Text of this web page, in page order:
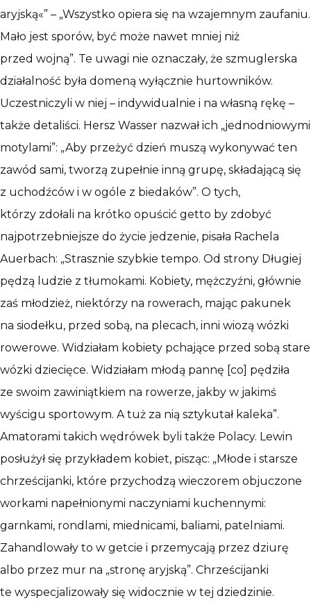
aryjską«” – „Wszystko opiera się na wzajemnym zaufaniu.
Mało jest sporów, być może nawet mniej niż
przed wojną”. Te uwagi nie oznaczały, że szmuglerska
działalność była domeną wyłącznie hurtowników.
Uczestniczyli w niej – indywidualnie i na własną rękę –
także detaliści. Hersz Wasser nazwał ich „jednodniowymi
motylami”: „Aby przeżyć dzień muszą wykonywać ten
zawód sami, tworzą zupełnie inną grupę, składającą się
z uchodźców i w ogóle z biedaków”. O tych,
którzy zdołali na krótko opuścić getto by zdobyć
najpotrzebniejsze do życie jedzenie, pisała Rachela
Auerbach: „Strasznie szybkie tempo. Od strony Długiej
pędzą ludzie z tłumokami. Kobiety, mężczyźni, głównie
zaś młodzież, niektórzy na rowerach, mając pakunek
na siodełku, przed sobą, na plecach, inni wiozą wózki
rowerowe. Widziałam kobiety pchające przed sobą stare
wózki dziecięce. Widziałam młodą pannę [co] pędziła
ze swoim zawiniątkiem na rowerze, jakby w jakimś
wyścigu sportowym. A tuż za nią sztykutał kaleka”.
Amatorami takich wędrówek byli także Polacy. Lewin
posłużył się przykładem kobiet, pisząc: „Młode i starsze
chrześcijanki, które przychodzą wieczorem objuczone
workami napełnionymi naczyniami kuchennymi:
garnkami, rondlami, miednicami, baliami, patelniami.
Zahandlowały to w getcie i przemycają przez dziurę
albo przez mur na „stronę aryjską”. Chrześcijanki
te wyspecjalizowały się widocznie w tej dziedzinie.